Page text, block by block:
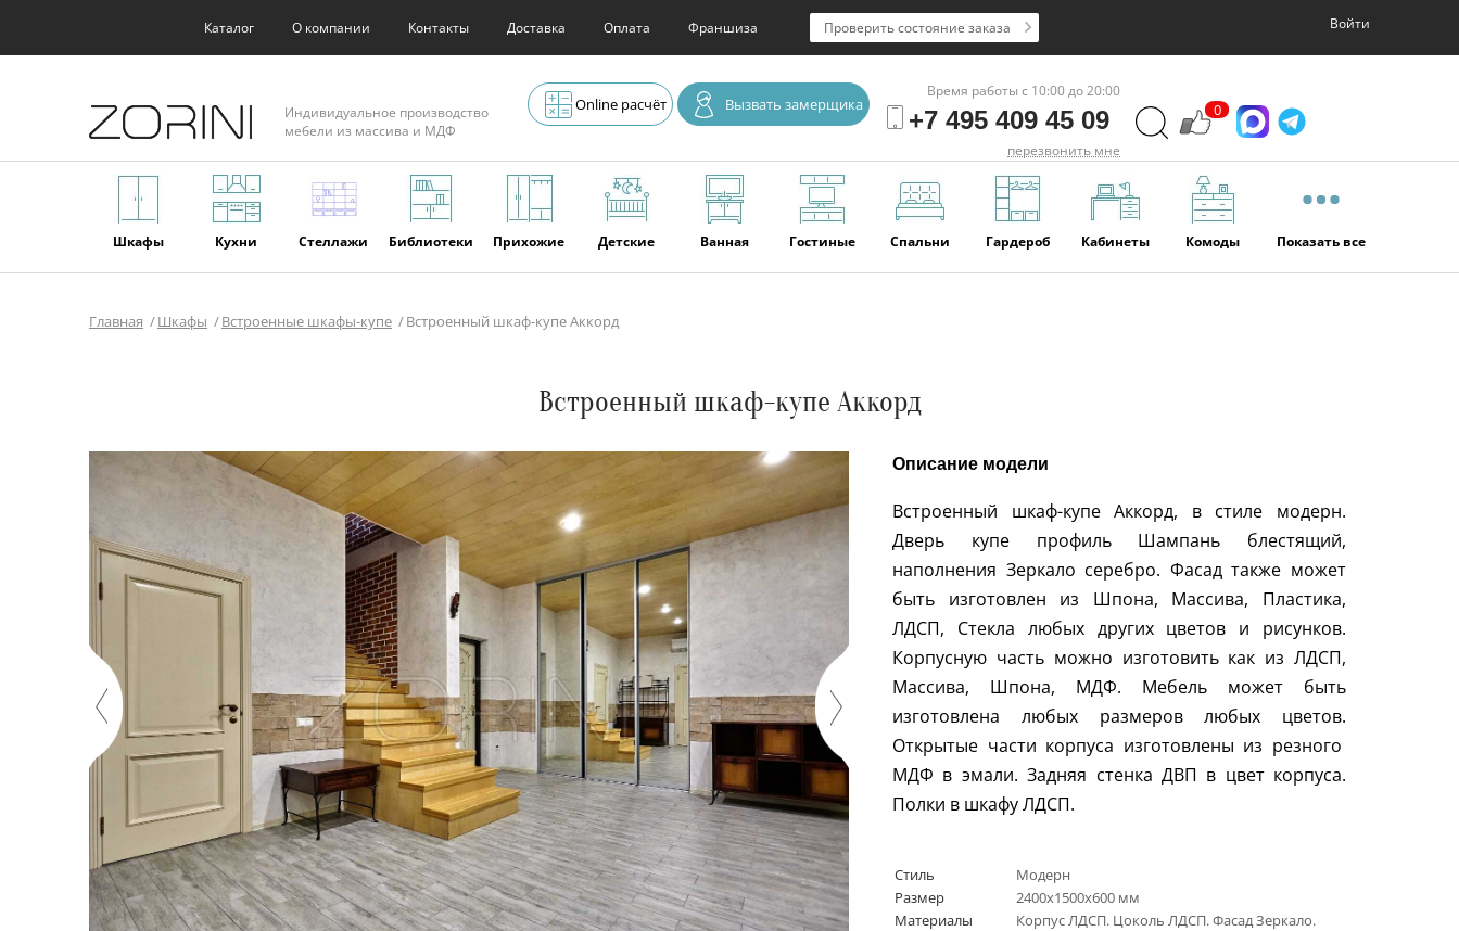
Каталог О компании Контакты Доставка Оплата Франшиза Войти
Проверить состояние заказа
Индивидуальное производство
мебели из массива и МДФ
Online расчёт Вызвать замерщика
Время работы с 10:00 до 20:00
+7 495 409 45 09
перезвонить мне
0
Шкафы Кухни Стеллажи Библиотеки Прихожие Детские Ванная Гостиные Спальни Гардероб Кабинеты Комоды Показать все
Главная Шкафы Встроенные шкафы-купе Встроенный шкаф-купе Аккорд
Встроенный шкаф-купе Аккорд
Описание модели
Встроенный шкаф-купе Аккорд, в стиле модерн.
Дверь купе профиль Шампань блестящий,
наполнения Зеркало серебро. Фасад также может
быть изготовлен из Шпона, Массива, Пластика,
ЛДСП, Стекла любых других цветов и рисунков.
Корпусную часть можно изготовить как из ЛДСП,
Массива, Шпона, МДФ. Мебель может быть
изготовлена любых размеров любых цветов.
Открытые части корпуса изготовлены из резного
МДФ в эмали. Задняя стенка ДВП в цвет корпуса.
Полки в шкафу ЛДСП.
Стиль
Модерн
Размер
2400х1500х600 мм
Материалы
Корпус ЛДСП. Цоколь ЛДСП. Фасад Зеркало.